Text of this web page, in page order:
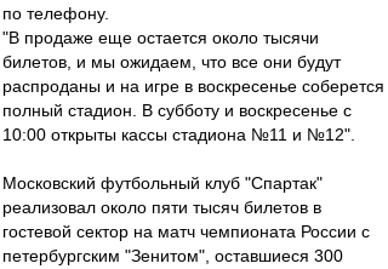
по телефону.
"В продаже еще остается около тысячи
билетов, и мы ожидаем, что все они будут
распроданы и на игре в воскресенье соберется
полный стадион. В субботу и воскресенье с
10:00 открыты кассы стадиона №11 и №12".
Московский футбольный клуб "Спартак"
реализовал около пяти тысяч билетов в
гостевой сектор на матч чемпионата России с
петербургским "Зенитом", оставшиеся 300